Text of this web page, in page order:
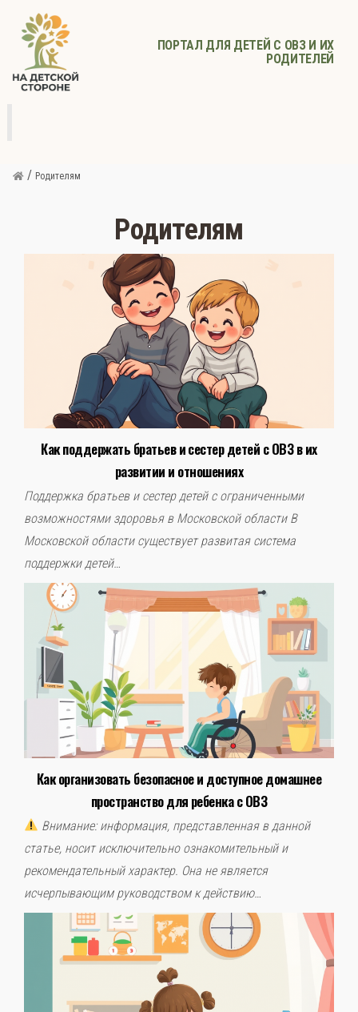
ПОРТАЛ ДЛЯ ДЕТЕЙ С ОВЗ И ИХ
РОДИТЕЛЕЙ
Слова поддержки
Детское видео
Детская литература
Полезный досуг
/ Родителям
Родителям
Как поддержать братьев и сестер детей с ОВЗ в их
развитии и отношениях
Поддержка братьев и сестер детей с ограниченными
возможностями здоровья в Московской области В
Московской области существует развитая система
поддержки детей…
Как организовать безопасное и доступное домашнее
пространство для ребенка с ОВЗ
Внимание: информация, представленная в данной
статье, носит исключительно ознакомительный и
рекомендательный характер. Она не является
исчерпывающим руководством к действию…